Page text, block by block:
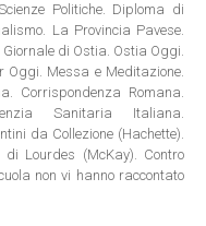
Politiche. Diploma di
La Provincia Pavese.
Giornale di Ostia. Ostia Oggi.
Oggi. Messa e Meditazione.
Corrispondenza Romana.
Sanitaria Italiana.
da Collezione (Hachette).
Lourdes (McKay). Contro
non vi hanno raccontato